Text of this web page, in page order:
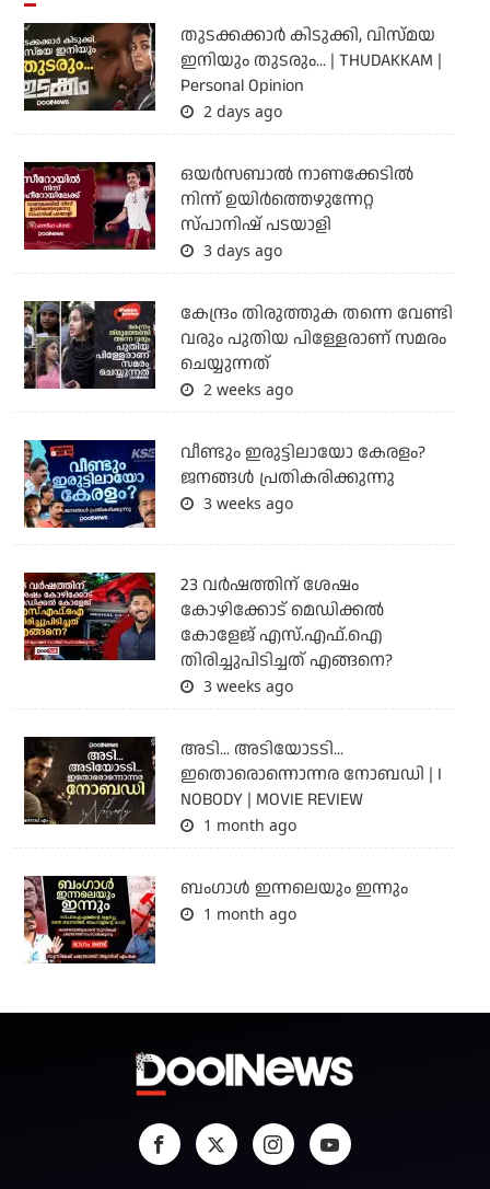
തുടക്കക്കാര്‍ കിടുക്കി, വിസ്മയ
ഇനിയും തുടരും... | THUDAKKAM |
Personal Opinion
2 days ago
ഒയര്‍സബാൽ നാണക്കേടിൽ
നിന്ന് ഉയിർത്തെഴുന്നേറ്റ
സ്പാനിഷ് പടയാളി
3 days ago
കേന്ദ്രം തിരുത്തുക തന്നെ വേണ്ടി
വരും പുതിയ പിള്ളേരാണ് സമരം
ചെയ്യുന്നത്
2 weeks ago
വീണ്ടും ഇരുട്ടിലായോ കേരളം?
ജനങ്ങൾ പ്രതികരിക്കുന്നു
3 weeks ago
23 വർഷത്തിന് ശേഷം
കോഴിക്കോട് മെഡിക്കൽ
കോളേജ് എസ്.എഫ്.ഐ
തിരിച്ചുപിടിച്ചത് എങ്ങനെ?
3 weeks ago
അടി... അടിയോടടി...
ഇതൊരൊന്നൊന്നര നോബഡി | I
NOBODY | MOVIE REVIEW
1 month ago
ബംഗാള്‍ ഇന്നലെയും ഇന്നും
1 month ago